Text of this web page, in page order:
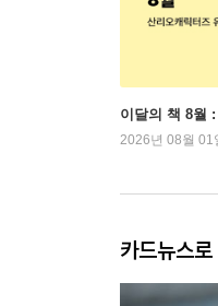
이달의 책 8월
2026년 08월 01
카드뉴스